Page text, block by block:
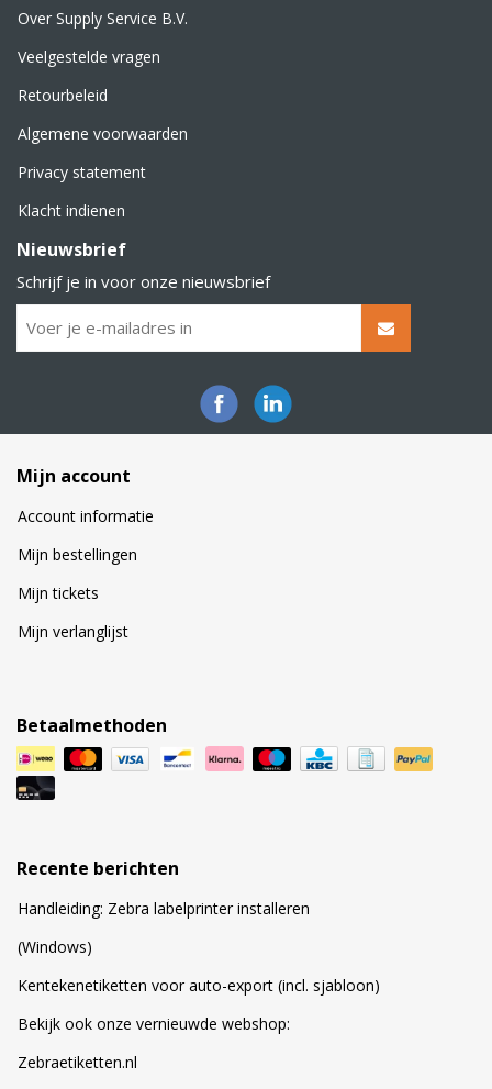
Over Supply Service B.V.
Veelgestelde vragen
Retourbeleid
Algemene voorwaarden
Privacy statement
Klacht indienen
Nieuwsbrief
Schrijf je in voor onze nieuwsbrief
Mijn account
Account informatie
Mijn bestellingen
Mijn tickets
Mijn verlanglijst
Betaalmethoden
Recente berichten
Handleiding: Zebra labelprinter installeren
(Windows)
Kentekenetiketten voor auto-export (incl. sjabloon)
Bekijk ook onze vernieuwde webshop:
Zebraetiketten.nl